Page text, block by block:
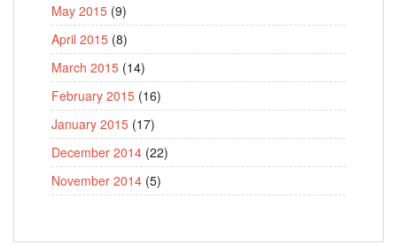
May 2015 (9)
April 2015 (8)
March 2015 (14)
February 2015 (16)
January 2015 (17)
December 2014 (22)
November 2014 (5)